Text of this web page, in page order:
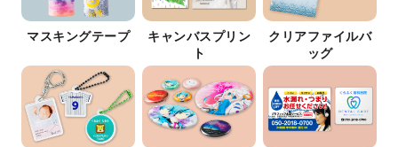
マスキングテープ
キャンバスプリン
ト
クリアファイルバ
ッグ